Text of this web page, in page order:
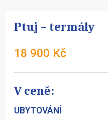
Ptuj – termály
18 900 Kč
V ceně:
UBYTOVÁNÍ